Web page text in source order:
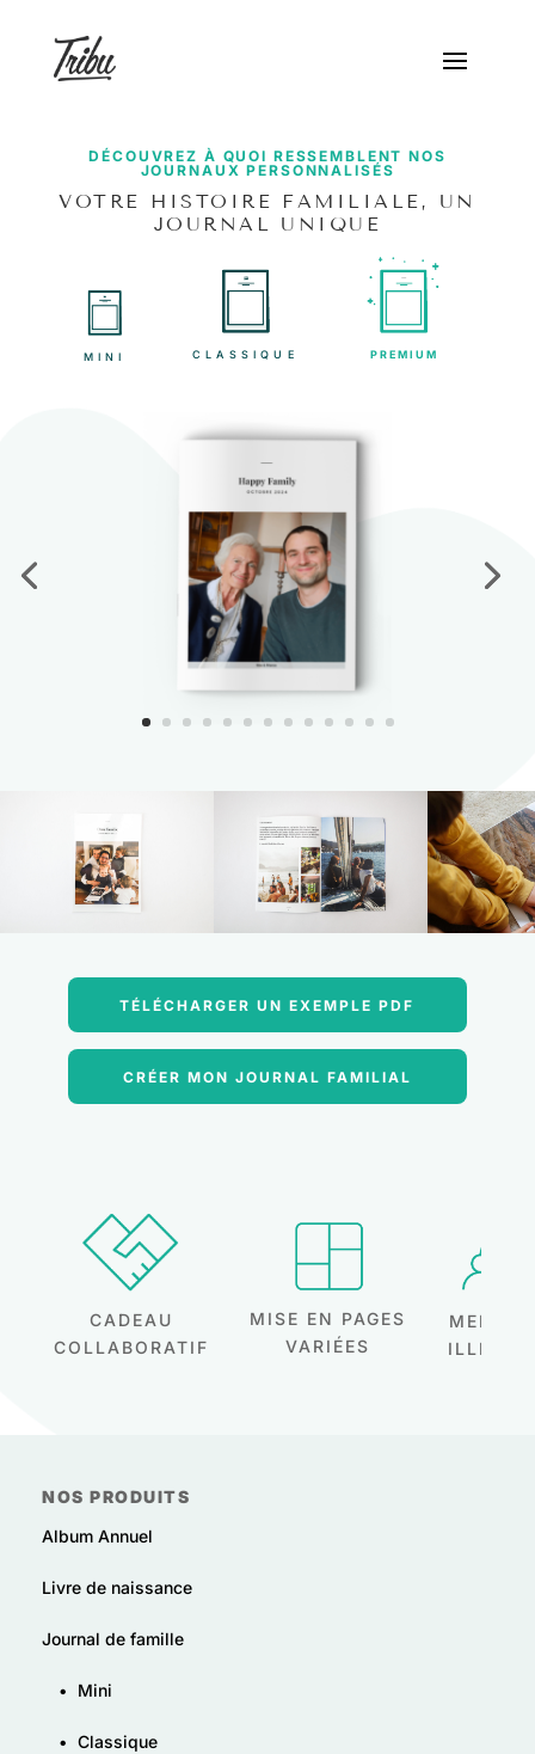
DÉCOUVREZ À QUOI RESSEMBLENT NOS
JOURNAUX PERSONNALISÉS
VOTRE HISTOIRE FAMILIALE, UN
JOURNAL UNIQUE
MINI CLASSIQUE PREMIUM
TÉLÉCHARGER UN EXEMPLE PDF
CRÉER MON JOURNAL FAMILIAL
CADEAU
COLLABORATIF
MISE EN PAGES
VARIÉES
NOS PRODUITS
Album Annuel
Livre de naissance
Journal de famille
• Mini
• Classique